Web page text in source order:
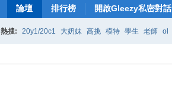
論壇 排行榜 開啟Gleezy私密對話
熱搜: 20y1/20c1 大奶妹 高挑 模特 學生 老師 ol